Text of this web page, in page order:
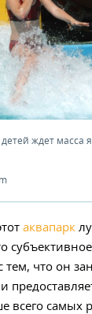
ждет масса
аквапарк
тем, что он
всего самых